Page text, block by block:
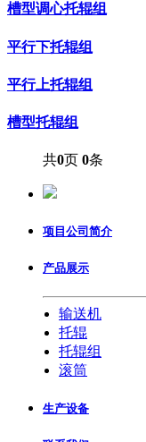
槽型调心托辊组
平行下托辊组
平行上托辊组
槽型托辊组
共0页 0条
项目公司简介
产品展示
输送机
托辊
托辊组
滚筒
生产设备